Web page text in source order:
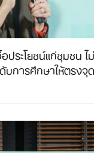
ประโยชน์แก่ชุมชน ไ
บการศึกษาให้ตรงจุด